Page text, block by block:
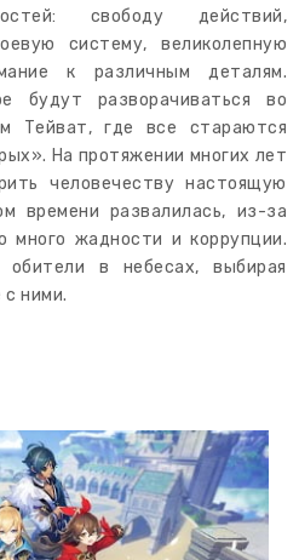
свободу действий,
систему, великолепную
к различным деталям.
будут разворачиваться во
Тейват, где все стараются
На протяжении многих лет
человечеству настоящую
времени развалилась, из-за
много жадности и коррупции.
в небесах, выбирая
ними.